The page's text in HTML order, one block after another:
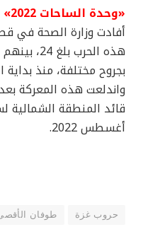
«وحدة الساحات 2022»
أفادت وزارة الصحة في
بجروح مختلفة، منذ بداية
واندلعت هذه المعركة
أغسطس 2022.
حروب غزة طوفان